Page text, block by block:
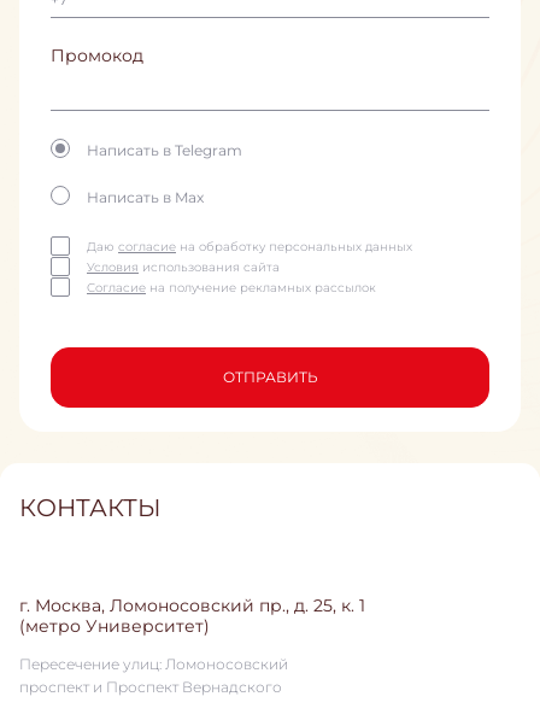
Промокод
Написать в Telegram
Написать в Max
Даю согласие на обработку персональных данных
Условия использования сайта
Согласие на получение рекламных рассылок
ОТПРАВИТЬ
КОНТАКТЫ
г. Москва, Ломоносовский пр., д. 25, к. 1
(метро Университет)
Пересечение улиц: Ломоносовский
проспект и Проспект Вернадского